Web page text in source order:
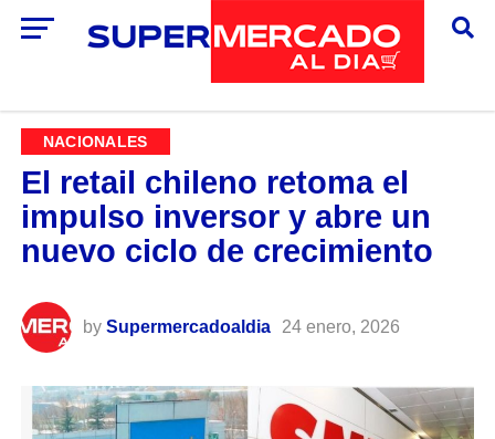
NACIONALES
El retail chileno retoma el
impulso inversor y abre un
nuevo ciclo de crecimiento
by Supermercadoaldia 24 enero, 2026